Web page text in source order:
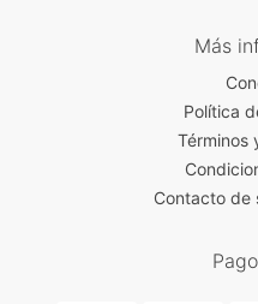
Más
Política
Términos
Contacto de